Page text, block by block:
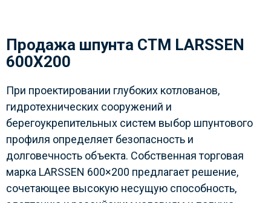
Продажа шпунта СТМ LARSSEN
600Х200
При проектировании глубоких котлованов,
гидротехнических сооружений и
берегоукрепительных систем выбор шпунтового
профиля определяет безопасность и
долговечность объекта. Собственная торговая
марка LARSSEN 600×200 предлагает решение,
сочетающее высокую несущую способность,